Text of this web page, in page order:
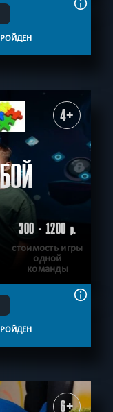
4+
300 - 1200 р.
стоимость игры
одной
команды
6+